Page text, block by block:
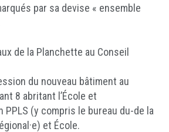
par sa devise « ensemble
de la Planchette au Conseil
du nouveau bâtiment au
8 abritant l’École et
PPLS (y compris le bureau du-de la
et École.